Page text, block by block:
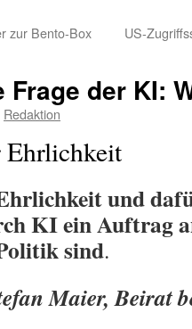
zur Bento-Box
US-
Frage der KI:
Redaktion
Ehrlichkeit
und
KI ein Auftrag
sind.
Maier, Beirat